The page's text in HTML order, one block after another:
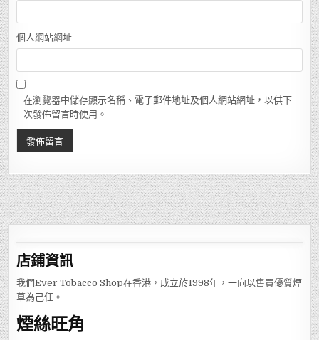
個人網站網址
在瀏覽器中儲存顯示名稱、電子郵件地址及個人網站網址，以供下
次發佈留言時使用。
店鋪資訊
我們Ever Tobacco Shop在香港，成立於1998年，一向以售買優質煙
草為己任。
煙絲旺角